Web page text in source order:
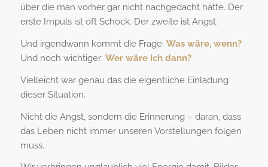
über die man vorher gar nicht nachgedacht hätte. Der
erste Impuls ist oft Schock. Der zweite ist Angst.
Und irgendwann kommt die Frage: Was wäre, wenn?
Und noch wichtiger: Wer wäre ich dann?
Vielleicht war genau das die eigentliche Einladung
dieser Situation.
Nicht die Angst, sondern die Erinnerung – daran, dass
das Leben nicht immer unseren Vorstellungen folgen
muss.